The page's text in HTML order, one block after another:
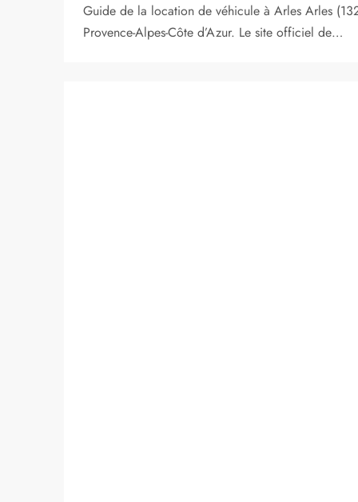
Guide de la location de véhicule à Arles Arles
Provence-Alpes-Côte d’Azur. Le site officiel de…